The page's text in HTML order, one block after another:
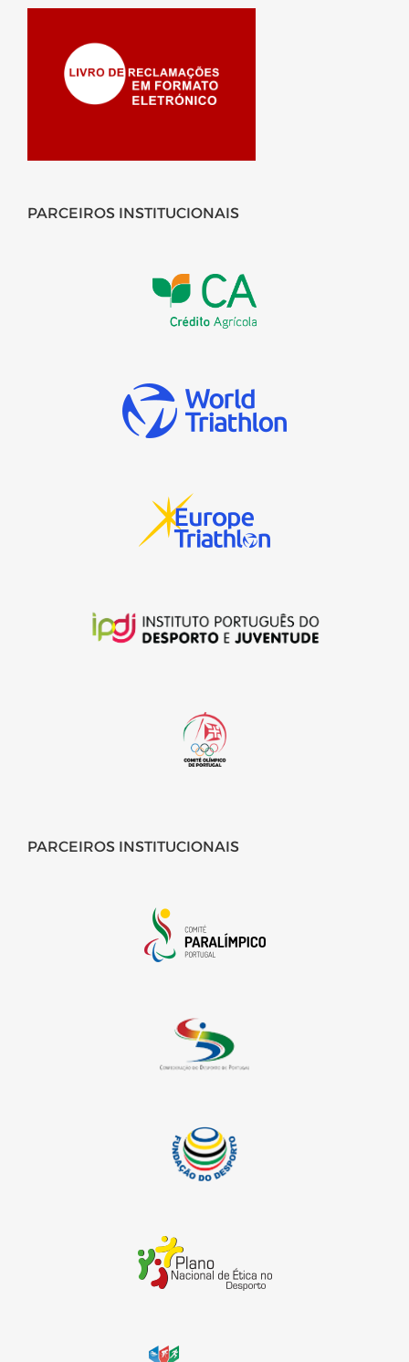
PARCEIROS INSTITUCIONAIS
PARCEIROS INSTITUCIONAIS